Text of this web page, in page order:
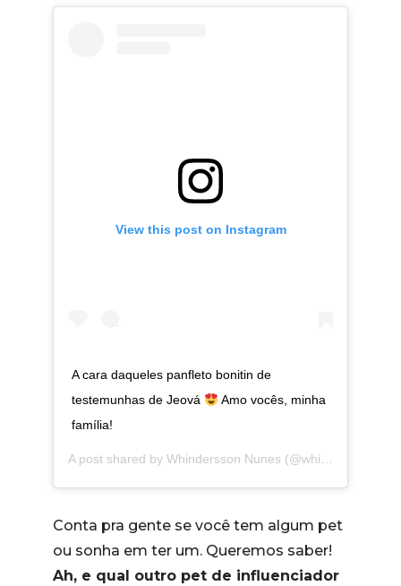
View this post on Instagram
A cara daqueles panfleto bonitin de
testemunhas de Jeová
Amo vocês, minha
família!
A post shared by Whindersson Nunes (@whinderssonnunes) on
Conta pra gente se você tem algum pet
ou sonha em ter um. Queremos saber!
Ah, e qual outro pet de influenciador